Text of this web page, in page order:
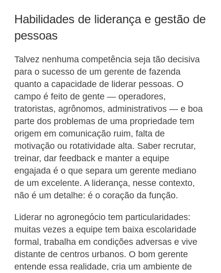
Habilidades de liderança e gestão de
pessoas
Talvez nenhuma competência seja tão decisiva
para o sucesso de um gerente de fazenda
quanto a capacidade de liderar pessoas. O
campo é feito de gente — operadores,
tratoristas, agrônomos, administrativos — e boa
parte dos problemas de uma propriedade tem
origem em comunicação ruim, falta de
motivação ou rotatividade alta. Saber recrutar,
treinar, dar feedback e manter a equipe
engajada é o que separa um gerente mediano
de um excelente. A liderança, nesse contexto,
não é um detalhe: é o coração da função.
Liderar no agronegócio tem particularidades:
muitas vezes a equipe tem baixa escolaridade
formal, trabalha em condições adversas e vive
distante de centros urbanos. O bom gerente
entende essa realidade, cria um ambiente de